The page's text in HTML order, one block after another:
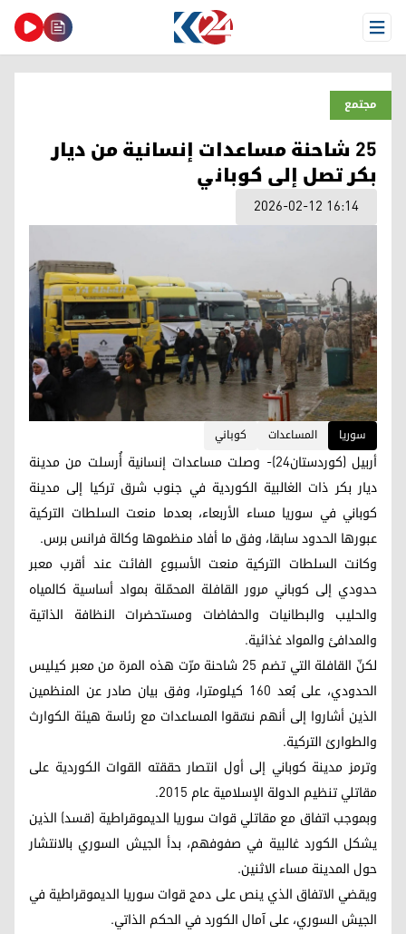
Open Menu
مجتمع
25 شاحنة مساعدات إنسانية من ديار
بكر تصل إلى كوباني
2026-02-12 16:14
سوریا المساعدات كوباني
أربيل (كوردستان24)- وصلت مساعدات إنسانية أُرسلت من مدينة
ديار بكر ذات الغالبية الكوردية في جنوب شرق تركيا إلى مدينة
كوباني في سوريا مساء الأربعاء، بعدما منعت السلطات التركية
عبورها الحدود سابقا، وفق ما أفاد منظموها وكالة فرانس برس.
وكانت السلطات التركية منعت الأسبوع الفائت عند أقرب معبر
حدودي إلى كوباني مرور القافلة المحمّلة بمواد أساسية كالمياه
والحليب والبطانيات والحفاضات ومستحضرات النظافة الذاتية
والمدافئ والمواد غذائية.
لكنّ القافلة التي تضم 25 شاحنة مرّت هذه المرة من معبر كيليس
الحدودي، على بُعد 160 كيلومترا، وفق بيان صادر عن المنظمين
الذين أشاروا إلى أنهم نسّقوا المساعدات مع رئاسة هيئة الكوارث
والطوارئ التركية.
وترمز مدينة كوباني إلى أول انتصار حققته القوات الكوردية على
مقاتلي تنظيم الدولة الإسلامية عام 2015.
وبموجب اتفاق مع مقاتلي قوات سوريا الديموقراطية (قسد) الذين
يشكل الكورد غالبية في صفوفهم، بدأ الجيش السوري بالانتشار
حول المدينة مساء الاثنين.
ويقضي الاتفاق الذي ينص على دمج قوات سوريا الديموقراطية في
الجيش السوري، على آمال الكورد في الحكم الذاتي.